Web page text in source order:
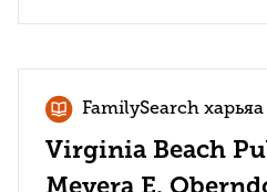
FamilySearch харьяа
Virginia Beach
Meyera E.